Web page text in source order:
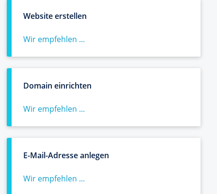
Website erstellen
Wir empfehlen ...
Domain einrichten
Wir empfehlen ...
E-Mail-Adresse anlegen
Wir empfehlen ...